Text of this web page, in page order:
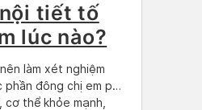
tiết tố
lúc nào?
làm xét nghiệm
đông chị em phụ
thể khỏe mạnh,